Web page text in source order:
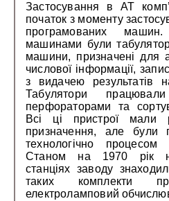
Застосування в АТ
початок з моменту
програмованих
машинами були
машини, призначені для
числової інформації,
з видачею результатів
Табулятори
перфораторами та
Всі ці пристрої мали
призначення, але були
технологічно процесом
Станом на 1970 рік
станціях заводу
таких комплекти
електроламповий